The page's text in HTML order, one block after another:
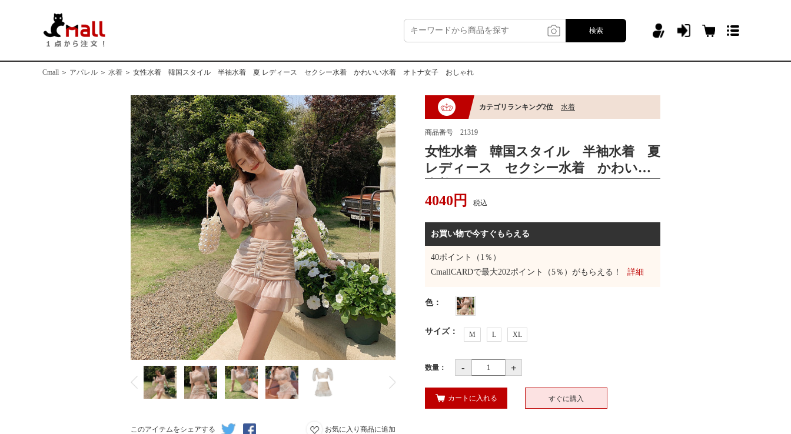
検索
Cmall ＞ アパレル ＞ 水着 ＞ 女性水着 韓国スタイル 半袖水着 夏 レディース セクシー水着 かわいい水着 オトナ女子 おしゃれ
このアイテムをシェアする お気に入り商品に追加
カテゴリランキング2位 水着
商品番号 21319
女性水着 韓国スタイル 半袖水着 夏
レディース セクシー水着 かわいい
4040 円 税込
お買い物で今すぐもらえる
40ポイント（1％）
CmallCARDで最大202ポイント（5％）がもらえる！ 詳細
色：
サイズ： M L XL
数量： - +
カートに入れる すぐに購入